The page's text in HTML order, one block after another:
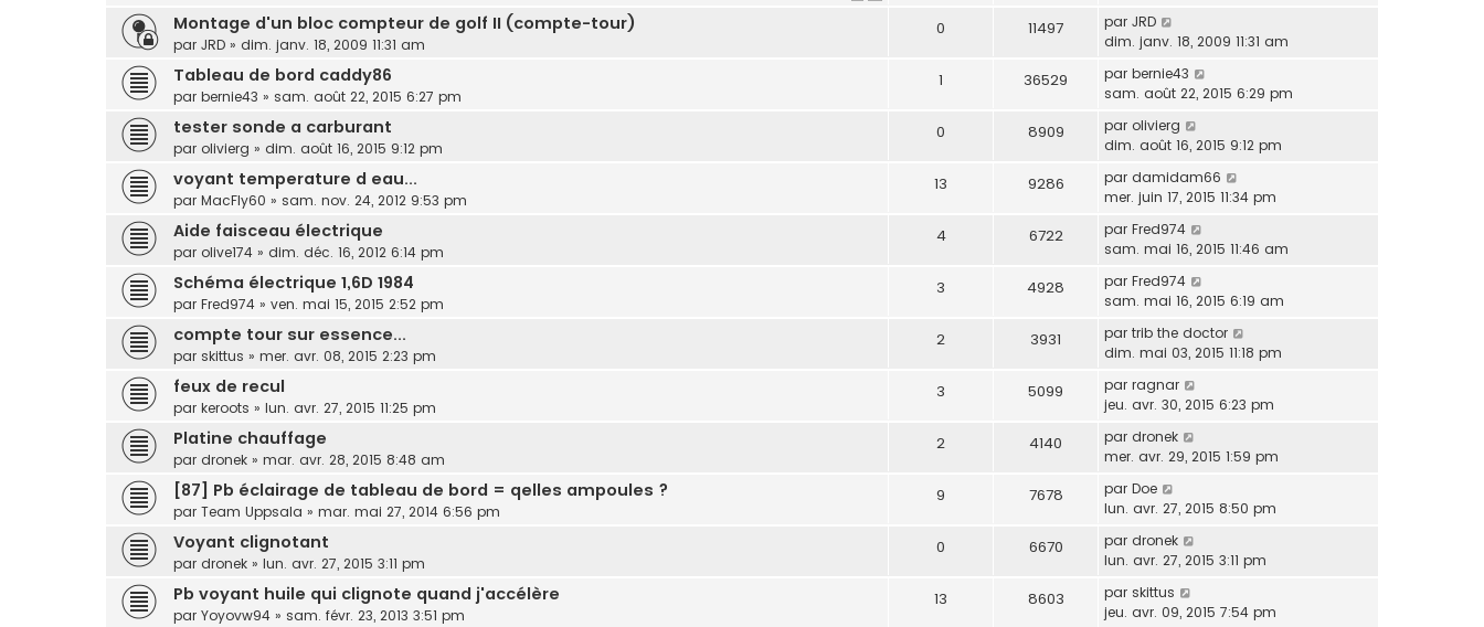
Montage d'un bloc compteur de golf II (compte-tour)
par JRD » dim. janv. 18, 2009 11:31 am
0 11497 par JRD
dim. janv. 18, 2009 11:31 am
Tableau de bord caddy86
par bernie43 » sam. août 22, 2015 6:27 pm
1 36529 par bernie43
sam. août 22, 2015 6:29 pm
tester sonde a carburant
par olivierg » dim. août 16, 2015 9:12 pm
0 8909 par olivierg
dim. août 16, 2015 9:12 pm
voyant temperature d eau...
par MacFly60 » sam. nov. 24, 2012 9:53 pm
13 9286 par damidam66
mer. juin 17, 2015 11:34 pm
Aide faisceau électrique
par olive174 » dim. déc. 16, 2012 6:14 pm
4 6722 par Fred974
sam. mai 16, 2015 11:46 am
Schéma électrique 1,6D 1984
par Fred974 » ven. mai 15, 2015 2:52 pm
3 4928 par Fred974
sam. mai 16, 2015 6:19 am
compte tour sur essence...
par skittus » mer. avr. 08, 2015 2:23 pm
2 3931 par trib the doctor
dim. mai 03, 2015 11:18 pm
feux de recul
par keroots » lun. avr. 27, 2015 11:25 pm
3 5099 par ragnar
jeu. avr. 30, 2015 6:23 pm
Platine chauffage
par dronek » mar. avr. 28, 2015 8:48 am
2 4140 par dronek
mer. avr. 29, 2015 1:59 pm
[87] Pb éclairage de tableau de bord = qelles ampoules ?
par Team Uppsala » mar. mai 27, 2014 6:56 pm
9 7678 par Doe
lun. avr. 27, 2015 8:50 pm
Voyant clignotant
par dronek » lun. avr. 27, 2015 3:11 pm
0 6670 par dronek
lun. avr. 27, 2015 3:11 pm
Pb voyant huile qui clignote quand j'accélère
par Yoyovw94 » sam. févr. 23, 2013 3:51 pm
13 8603 par skittus
jeu. avr. 09, 2015 7:54 pm